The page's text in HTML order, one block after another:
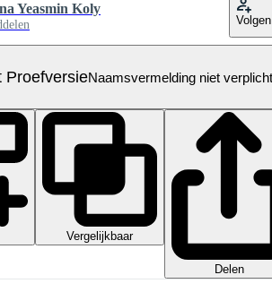
Yeasmin Koly
Volgen
ProefversieNaamsvermelding niet verplicht
Vergelijkbaar
Delen